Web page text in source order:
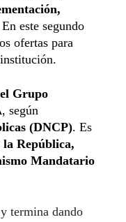
este segundo
ofertas para
Grupo
, según
(DNCP). Es
la República,
Mandatario
termina dando